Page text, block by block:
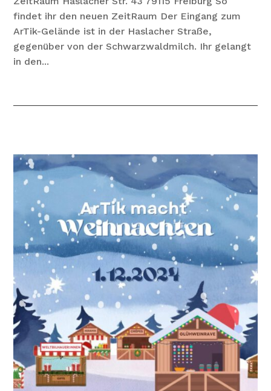
findet ihr den neuen ZeitRaum Der Eingang zum
ArTik-Gelände ist in der Haslacher Straße,
gegenüber von der Schwarzwaldmilch. Ihr gelangt
in den...